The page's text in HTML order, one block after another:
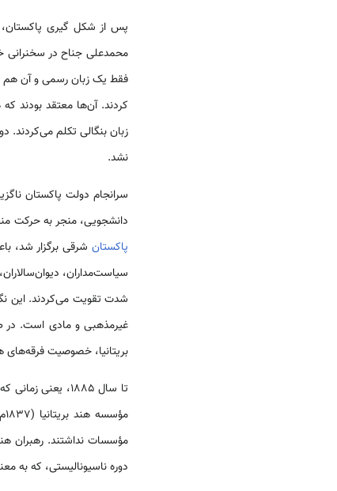
پس از شکل گیری پاکستان،
فقط یک زبان رسمی‌ و آن هم
کردند. آن‌ها معتقد بودند
زبان بنگالی تکلم می‌کردند.
نشد.
سرانجام دولت پاکستان
دانشجویی، منجر به حرکت
پاکستان
سیاست‌مداران،
شدت تقویت می‌کردند. این
غیرمذهبی و مادی است. در
بریتانیا، خصوصیت
تا سال 1885، یعنی زمانی که کنگره ملی هند تأسیس شد، گروهی از سازمان‌های دولتی را رهبران
مؤسسات نداشتند. رهبران
دوره ناسیونالیستی، که به